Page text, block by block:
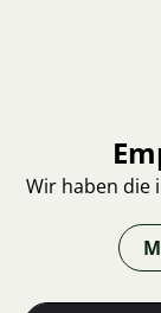
Wir haben die